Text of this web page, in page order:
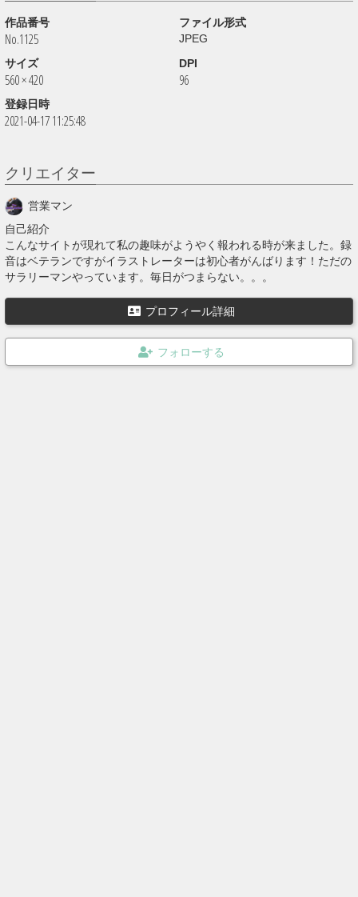
作品番号
No.1125
ファイル形式
JPEG
サイズ
560 × 420
DPI
96
登録日時
2021-04-17 11:25:48
クリエイター
営業マン
自己紹介
こんなサイトが現れて私の趣味がようやく報われる時が来ました。録
音はベテランですがイラストレーターは初心者がんばります！ただの
サラリーマンやっています。毎日がつまらない。。。
プロフィール詳細